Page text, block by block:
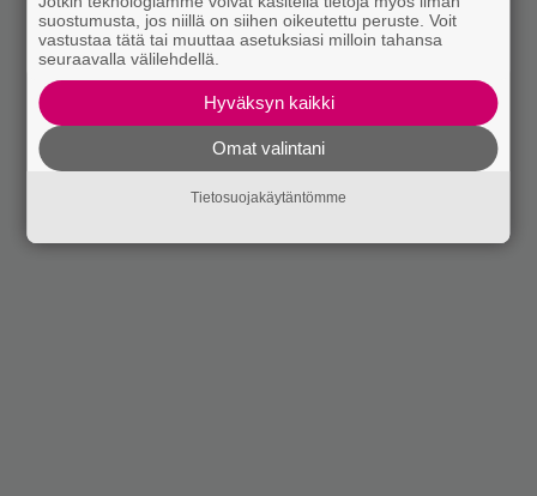
suostumusta, jos niillä on siihen oikeutettu peruste. Voit
vastustaa tätä tai muuttaa asetuksiasi milloin tahansa
seuraavalla välilehdellä.
Hyväksyn kaikki
Omat valintani
Tietosuojakäytäntömme